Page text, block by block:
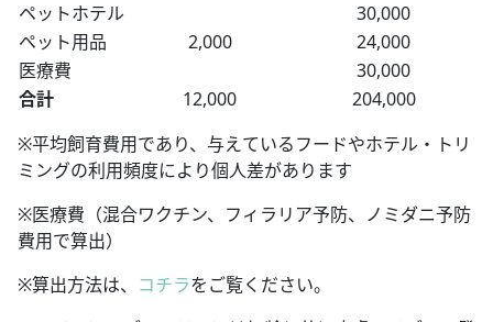
ペットホテル
30,000
ペット用品
2,000
24,000
医療費
30,000
合計
12,000
204,000
※平均飼育費用であり、与えているフードやホテル・トリ
ミングの利用頻度により個人差があります
※医療費（混合ワクチン、フィラリア予防、ノミダニ予防
費用で算出）
※算出方法は、 コチラをご覧ください。